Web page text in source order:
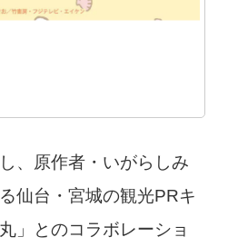
、原作者・いがらしみ
仙台・宮城の観光PRキ
」とのコラボレーショ